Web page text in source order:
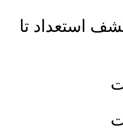
استعداد تا